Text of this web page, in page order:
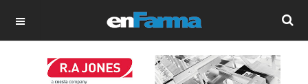
OFF CANVAS